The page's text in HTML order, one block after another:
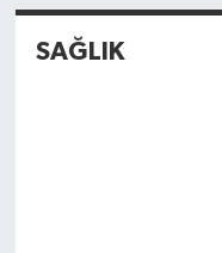
SAĞLIK